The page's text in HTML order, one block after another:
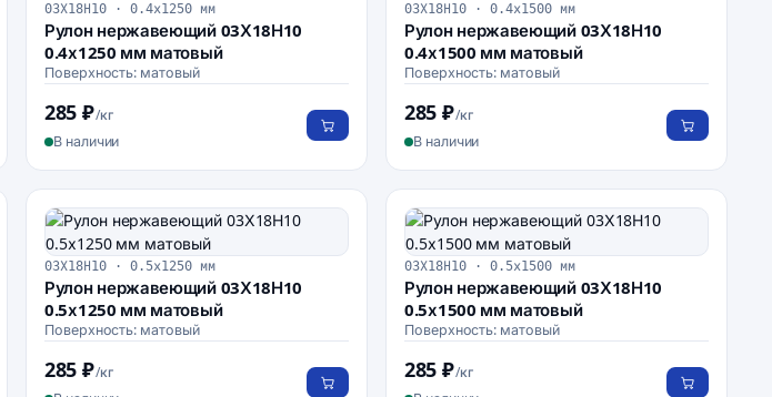
03Х18Н10 · 0.4х1250 мм
Рулон нержавеющий 03Х18Н10
0.4х1250 мм матовый
Поверхность: матовый
285 ₽/кг
В наличии
03Х18Н10 · 0.4х1500 мм
Рулон нержавеющий 03Х18Н10
0.4х1500 мм матовый
Поверхность: матовый
285 ₽/кг
В наличии
03Х18Н10 · 0.5х1250 мм
Рулон нержавеющий 03Х18Н10
0.5х1250 мм матовый
Поверхность: матовый
285 ₽/кг
03Х18Н10 · 0.5х1500 мм
Рулон нержавеющий 03Х18Н10
0.5х1500 мм матовый
Поверхность: матовый
285 ₽/кг